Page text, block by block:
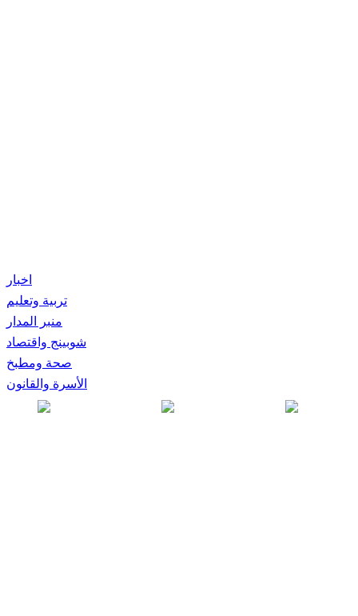
اخبار
تربية وتعليم
منبر المدار
شوبينج واقتصاد
صحة ومطبخ
الأسرة والقانون